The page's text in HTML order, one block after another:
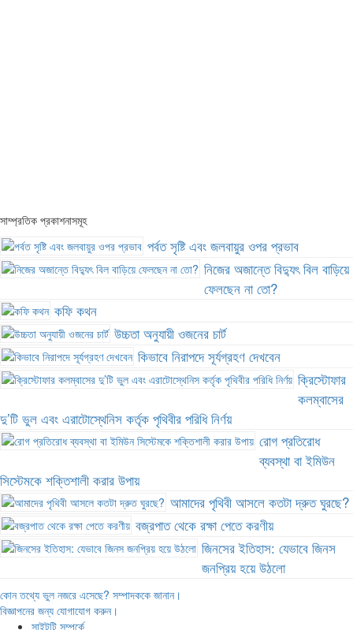
সাম্প্রতিক প্রকাশনাসমূহ
পর্বত সৃষ্টি এবং জলবায়ুর ওপর প্রভাব
নিজের অজান্তে বিদ্যুৎ বিল বাড়িয়ে
ফেলছেন না তো?
কফি কথন
উচ্চতা অনুযায়ী ওজনের চার্ট
কিভাবে নিরাপদে সূর্যগ্রহণ দেখবেন
ক্রিস্টোফার
কলম্বাসের
দু’টি ভুল এবং এরাটোস্থেনিস কর্তৃক পৃথিবীর পরিধি নির্ণয়
রোগ প্রতিরোধ
ব্যবস্থা বা ইমিউন
সিস্টেমকে শক্তিশালী করার উপায়
আমাদের পৃথিবী আসলে কতটা দ্রুত ঘুরছে?
বজ্রপাত থেকে রক্ষা পেতে করণীয়
জিনসের ইতিহাস: যেভাবে জিনস
জনপ্রিয় হয়ে উঠলো
কোন তথ্যে ভুল নজরে এসেছে? সম্পাদককে জানান।
বিজ্ঞাপনের জন্য যোগাযোগ করুন।
সাইটটি সম্পর্কে